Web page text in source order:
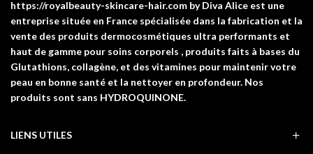
https://royalbeauty-skincare-hair.com by Diva Alice est une
entreprise située en France spécialisée dans la fabrication et la
vente des produits dermocosmétiques ultra performants et
haut de gamme pour soins corporels , produits faits à bases du
Glutathions, collagène, et des vitamines pour maintenir votre
peau en bonne santé et la nettoyer en profondeur. Nos
produits sont sans HYDROQUINONE.
LIENS UTILES